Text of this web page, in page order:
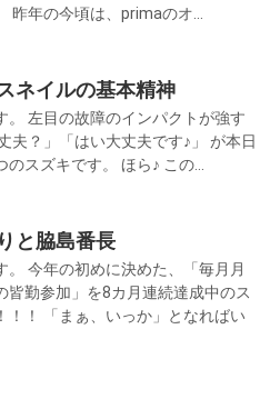
昨年の今頃は、primaのオ...
ネイルの基本精神
。 左目の故障のインパクトが強す
夫？」「はい大丈夫です♪」 が本日
スズキです。 ほら♪ この...
と脇島番長
。 今年の初めに決めた、「毎月月
皆勤参加」を8カ月連続達成中のス
！！ 「まぁ、いっか」となればい